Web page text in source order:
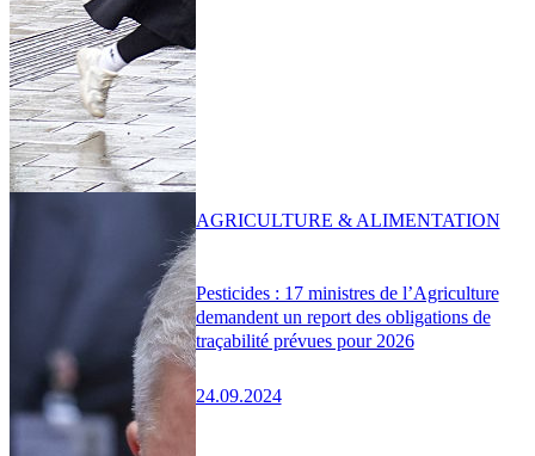
Pesticides : 17 ministres de l’Agriculture
demandent un report des obligations de
traçabilité prévues pour 2026
24.09.2024
AGRICULTURE & ALIMENTATION